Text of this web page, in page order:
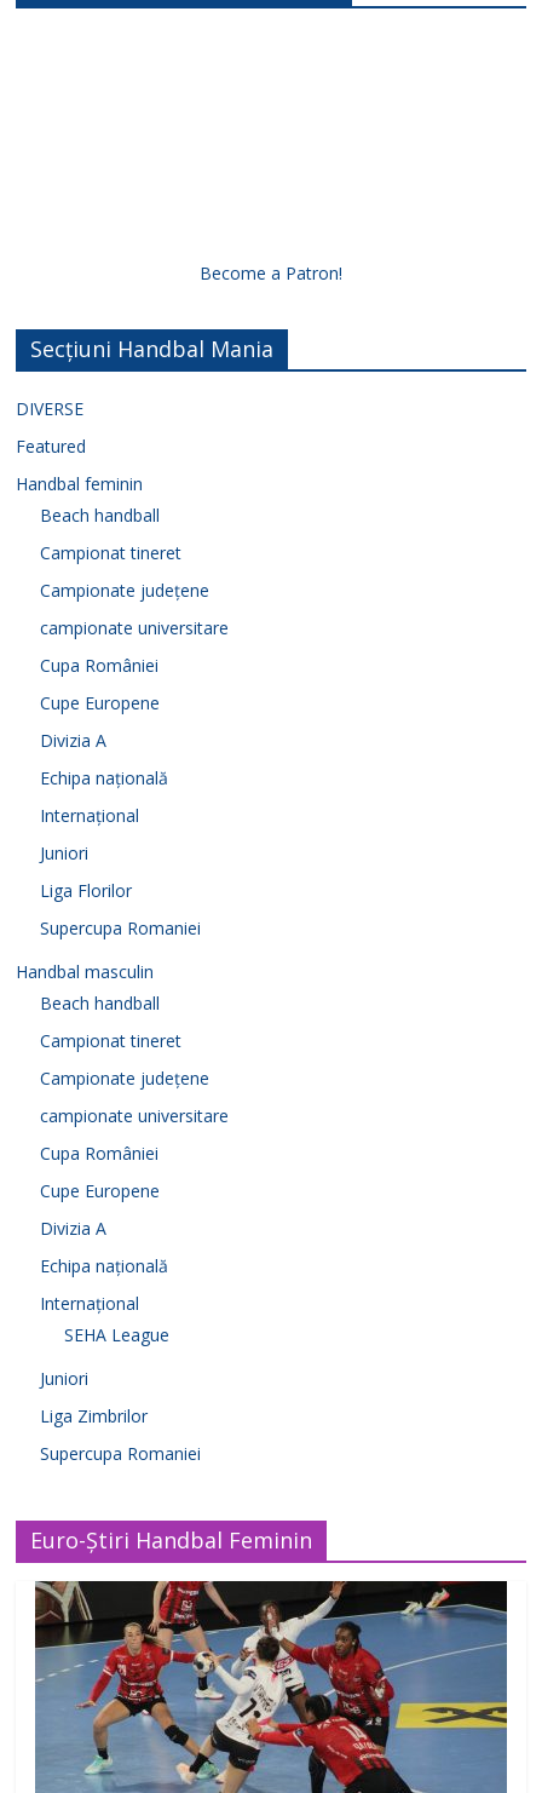
Become a Patron!
Secțiuni Handbal Mania
DIVERSE
Featured
Handbal feminin
Beach handball
Campionat tineret
Campionate județene
campionate universitare
Cupa României
Cupe Europene
Divizia A
Echipa națională
Internațional
Juniori
Liga Florilor
Supercupa Romaniei
Handbal masculin
Beach handball
Campionat tineret
Campionate județene
campionate universitare
Cupa României
Cupe Europene
Divizia A
Echipa națională
Internațional
SEHA League
Juniori
Liga Zimbrilor
Supercupa Romaniei
Euro-Știri Handbal Feminin